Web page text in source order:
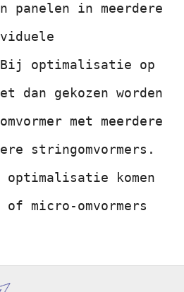
panelen in meerdere
optimalisatie op
dan gekozen worden
met meerdere
stringomvormers.
komen
micro-omvormers